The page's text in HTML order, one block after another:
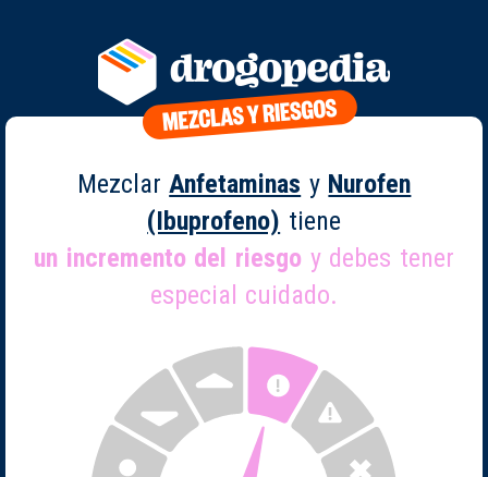
MezclarAnfetaminas y Nurofen
(Ibuprofeno) tiene
un incremento del riesgo y debes tener
especial cuidado.